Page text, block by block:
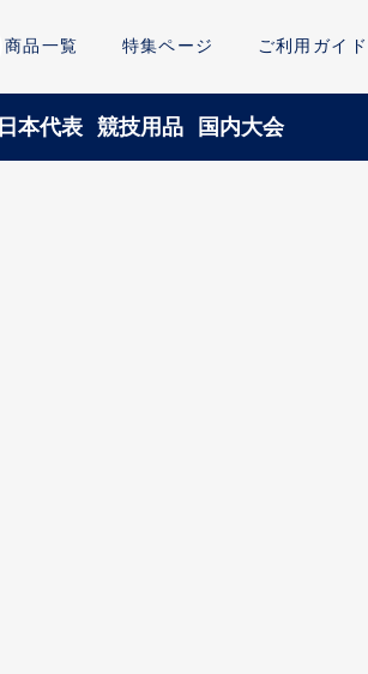
商品一覧 特集ページ ご利用ガイド
日本代表 競技用品 国内大会